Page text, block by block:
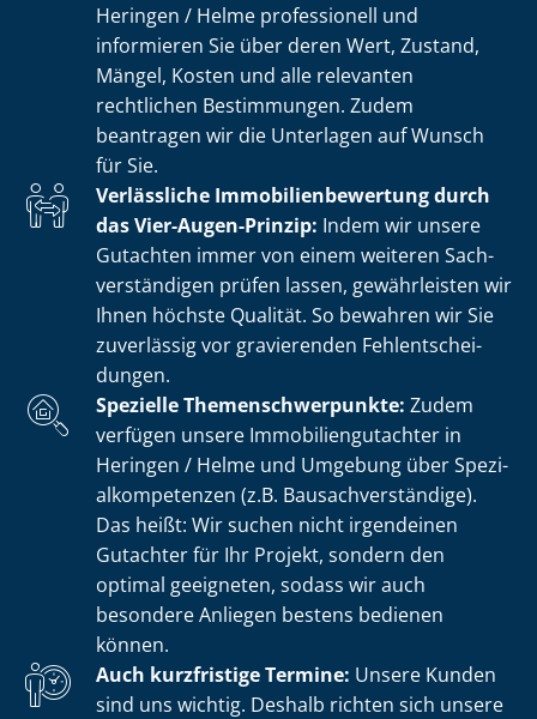
Heringen / Helme professionell und
informieren Sie über deren Wert, Zustand,
Mängel, Kosten und alle relevanten
rechtlichen Bestimmungen. Zudem
beantragen wir die Unterlagen auf Wunsch
für Sie.
Verlässliche Im­mo­bi­li­en­be­wer­tung durch
das Vier-Augen-Prinzip: Indem wir unsere
Gutachten immer von einem weiteren Sach­
ver­stän­di­gen prüfen lassen, gewährleisten wir
Ihnen höchste Qualität. So bewahren wir Sie
zuverlässig vor gravierenden Fehl­ent­schei­
dun­gen.
Spezielle The­men­schwer­punk­te: Zudem
verfügen unsere Im­mo­bi­li­en­gut­ach­ter in
Heringen / Helme und Umgebung über Spe­zi­
al­kom­pe­ten­zen (z.B. Bau­sach­ver­stän­di­ge).
Das heißt: Wir suchen nicht irgendeinen
Gutachter für Ihr Projekt, sondern den
optimal geeigneten, sodass wir auch
besondere Anliegen bestens bedienen
können.
Auch kurzfristige Termine: Unsere Kunden
sind uns wichtig. Deshalb richten sich unsere